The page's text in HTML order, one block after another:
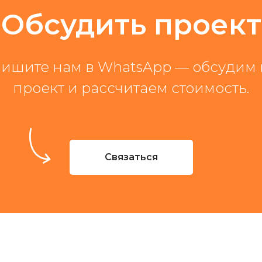
Обсудить проект
нам в WhatsApp — обсудим
проект и рассчитаем стоимость.
Связаться